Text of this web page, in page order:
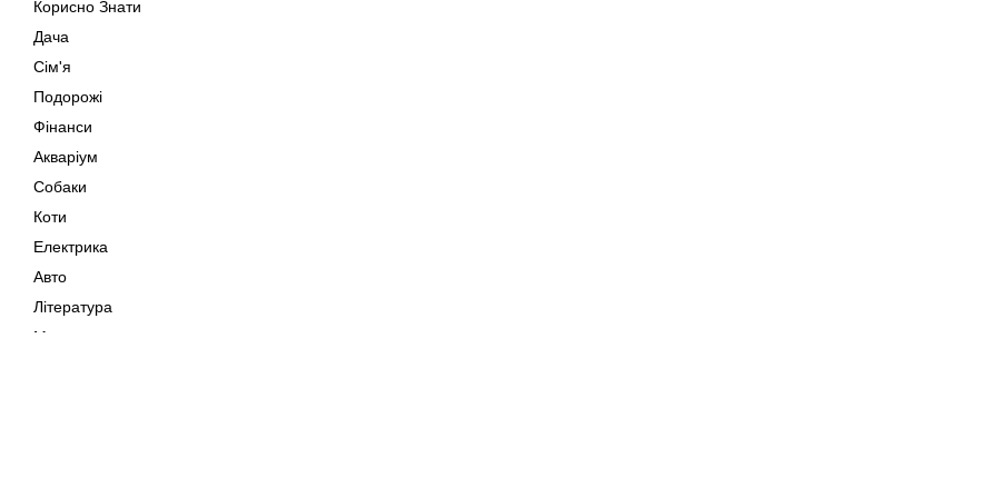
Корисно Знати
Дача
Сім'я
Подорожі
Фінанси
Акваріум
Собаки
Коти
Електрика
Авто
Література
Музика